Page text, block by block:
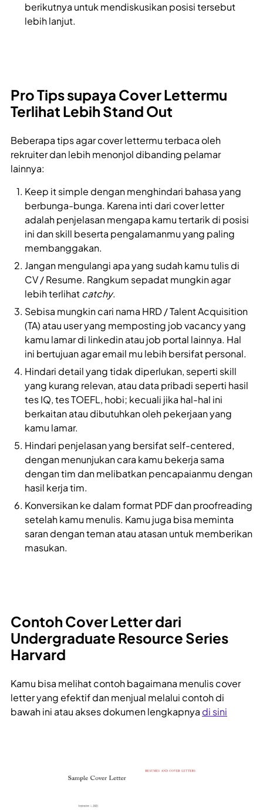
berikutnya untuk mendiskusikan posisi tersebut
lebih lanjut.
Pro Tips supaya Cover Lettermu
Terlihat Lebih Stand Out
Beberapa tips agar cover lettermu terbaca oleh
rekruiter dan lebih menonjol dibanding pelamar
lainnya:
Keep it simple dengan menghindari bahasa yang
berbunga-bunga. Karena inti dari cover letter
adalah penjelasan mengapa kamu tertarik di posisi
ini dan skill beserta pengalamanmu yang paling
membanggakan.
Jangan mengulangi apa yang sudah kamu tulis di
CV / Resume. Rangkum sepadat mungkin agar
lebih terlihatcatchy.
Sebisa mungkin cari nama HRD / Talent Acquisition
(TA) atau user yang memposting job vacancy yang
kamu lamar di linkedin atau job portal lainnya. Hal
ini bertujuan agar email mu lebih bersifat personal.
Hindari detail yang tidak diperlukan, seperti skill
yang kurang relevan, atau data pribadi seperti hasil
tes IQ, tes TOEFL, hobi; kecuali jika hal-hal ini
berkaitan atau dibutuhkan oleh pekerjaan yang
kamu lamar.
Hindari penjelasan yang bersifat self-centered,
dengan menunjukan cara kamu bekerja sama
dengan tim dan melibatkan pencapaianmu dengan
hasil kerja tim.
Konversikan ke dalam format PDF dan proofreading
setelah kamu menulis. Kamu juga bisa meminta
saran dengan teman atau atasan untuk memberikan
masukan.
Contoh Cover Letter dari
Undergraduate Resource Series
Harvard
Kamu bisa melihat contoh bagaimana menulis cover
letter yang efektif dan menjual melalui contoh di
bawah ini atau akses dokumen lengkapnya di sini